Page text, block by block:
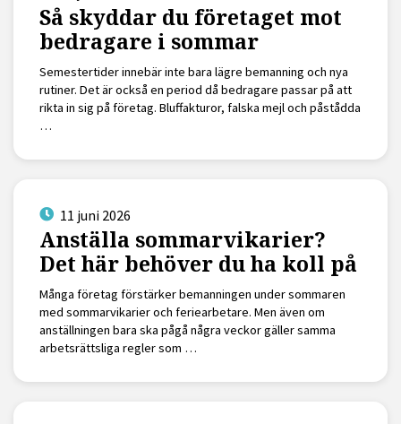
Så skyddar du företaget mot
bedragare i sommar
Semestertider innebär inte bara lägre bemanning och nya
rutiner. Det är också en period då bedragare passar på att
rikta in sig på företag. Bluffakturor, falska mejl och påstådda
…
11 juni 2026
Anställa sommarvikarier?
Det här behöver du ha koll på
Många företag förstärker bemanningen under sommaren
med sommarvikarier och feriearbetare. Men även om
anställningen bara ska pågå några veckor gäller samma
arbetsrättsliga regler som …